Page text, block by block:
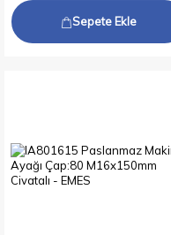
Sepete Ekle